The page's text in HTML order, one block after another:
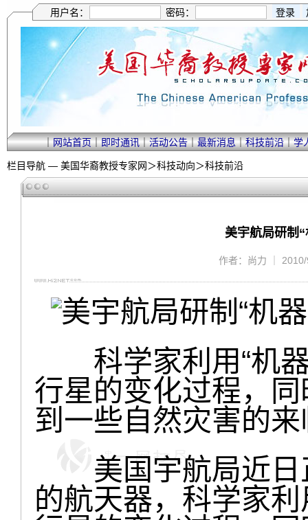
用户名： 密码：
｜网站首页｜即时通讯｜活动公告｜最新消息｜科技前沿｜学
栏目导航 — 美国华裔教授专家网＞科技动向＞科技前沿
美宇航局研制
作者：尚力 ｜
科学家利用“机器
行星的变化过程，
到一些自然灾害的来
美国宇航局近日
的航天器，科学家